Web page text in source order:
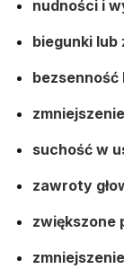
nudności i
biegunki lub
bezsenność
suchość w
zawroty
zwiększone